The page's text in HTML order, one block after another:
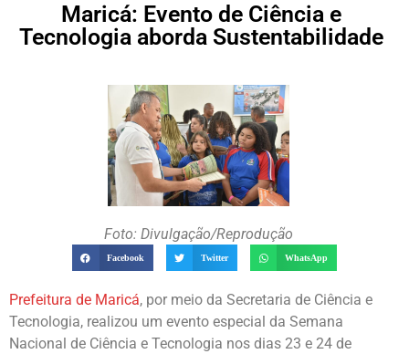
Maricá: Evento de Ciência e
Tecnologia aborda Sustentabilidade
Foto: Divulgação/Reprodução
Facebook Twitter WhatsApp
Prefeitura de Maricá, por meio da Secretaria de Ciência e
Tecnologia, realizou um evento especial da Semana
Nacional de Ciência e Tecnologia nos dias 23 e 24 de